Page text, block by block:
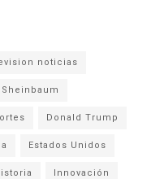
noticias
Donald Trump
Estados Unidos
Innovación